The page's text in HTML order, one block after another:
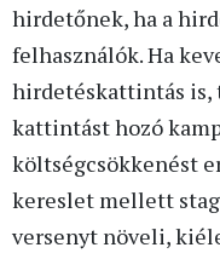
hirdetőnek, ha a
felhasználók. Ha
hirdetéskattintás is,
kattintást hozó
költségcsökkenést
kereslet mellett
versenyt növeli,